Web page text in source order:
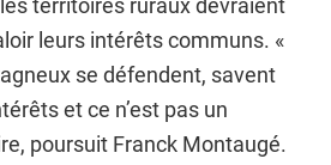
territoires ruraux devraient
leurs intérêts communs. «
se défendent, savent
et ce n’est pas un
poursuit Franck Montaugé.